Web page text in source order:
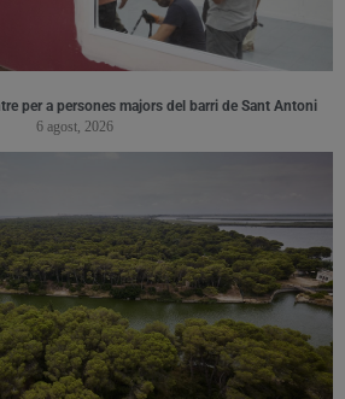
per a persones majors del barri de Sant Antoni
6 agost, 2026